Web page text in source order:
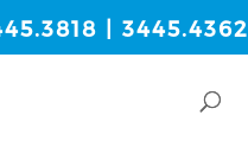
| 3445.4362